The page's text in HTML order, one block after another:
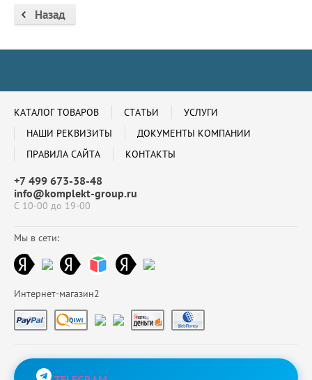
Назад
КАТАЛОГ ТОВАРОВ СТАТЬИ
УСЛУГИ
НАШИ РЕКВИЗИТЫ
ДОКУМЕНТЫ КОМПАНИИ
ПРАВИЛА САЙТА
КОНТАКТЫ
+7 499 673-38-48
info@komplekt-group.ru
С 10-00 до 19-00
Мы в сети:
Интернет-магазин2